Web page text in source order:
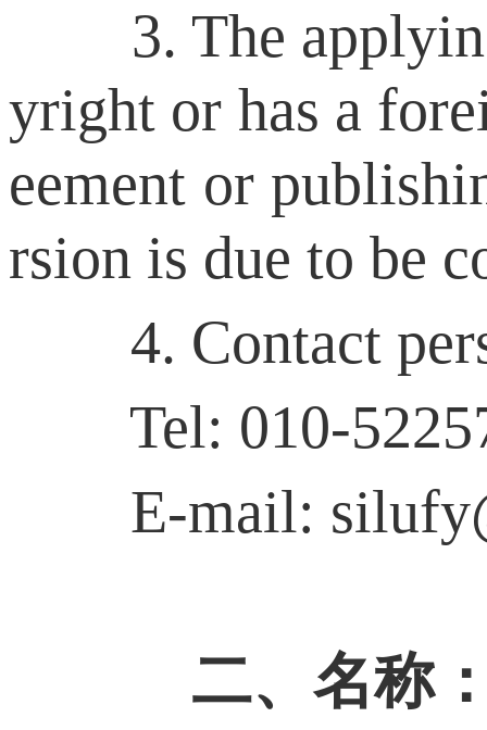
3. The applying
yright or has a
eement or
rsion is due to be
4. Contact
Tel: 010-
E-mail:
二、名称